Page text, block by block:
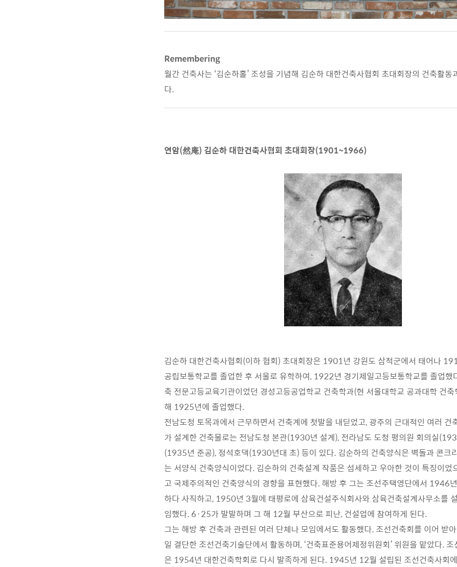
Remembering
월간 건축사는 ‘김순하홀’ 조성을 기념해 김순하 대한건축사협회 초대회장의 건축활동
다.
연암(然庵) 김순하 대한건축사협회 초대회장(1901~1966)
김순하 대한건축사협회(이하 협회) 초대회장은 1901년 강원도 삼척군에서 태어나
공립보통학교를 졸업한 후 서울로 유학하여, 1922년 경기제일고등보통학교를 졸업했
축 전문고등교육기관이었던 경성고등공업학교 건축학과(현 서울대학교 공과대학 건
해 1925년에 졸업했다.
전남도청 토목과에서 근무하면서 건축계에 첫발을 내딛었고, 광주의 근대적인 여러 건
가 설계한 건축물로는 전남도청 본관(1930년 설계), 전라남도 도청 평의원 회의실
(1935년 준공), 정석호댁(1930년대 초) 등이 있다. 김순하의 건축양식은 벽돌과 콘크
는 서양식 건축양식이었다. 김순하의 건축설계 작품은 섬세하고 우아한 것이 특징이었
고 국제주의적인 건축양식의 경향을 표현했다. 해방 후 그는 조선주택영단에서 1946
하다 사직하고, 1950년 3월에 태평로에 삼육건설주식회사와 삼육건축설계사무소를
임했다. 6·25가 발발하며 그 해 12월 부산으로 피난, 건설업에 참여하게 된다.
그는 해방 후 건축과 관련된 여러 단체나 모임에서도 활동했다. 조선건축회를 이어 받
일 결단한 조선건축기술단에서 활동하며, ‘건축표준용어제정위원회’ 위원을 맡았다.
은 1954년 대한건축학회로 다시 발족하게 된다. 1945년 12월 설립된 조선건축사회